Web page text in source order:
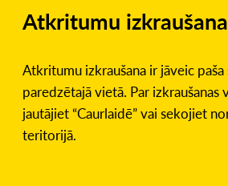
Atkritumu izkraušana
Atkritumu izkraušana ir jāveic
paredzētajā vietā. Par izkraušanas
jautājiet “Caurlaidē” vai sekojiet
teritorijā.